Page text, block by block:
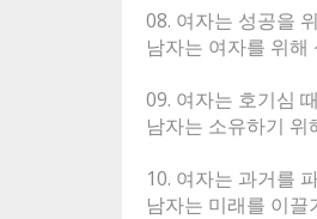
08. 여자는 성공을
남자는 여자를 위해
09. 여자는 호기심
남자는 소유하기 위
10. 여자는 과거를
남자는 미래를 이끌